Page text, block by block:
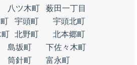
八ツ木町
薮田一丁目
宇頭町
宇頭北町
町 北野町
北本郷町
島坂町
下佐々木町
筒針町
富永町